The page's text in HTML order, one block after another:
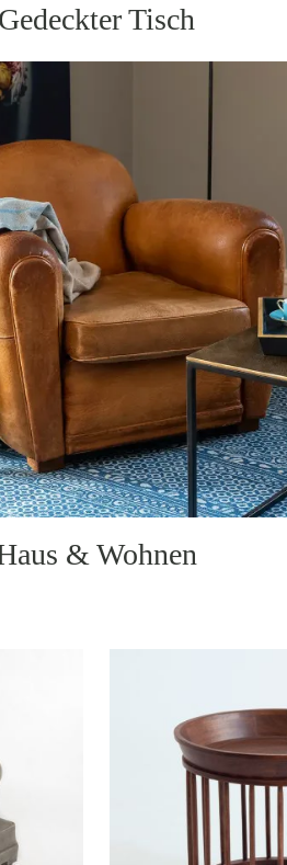
Gedeckter Tisch
& Wohnen